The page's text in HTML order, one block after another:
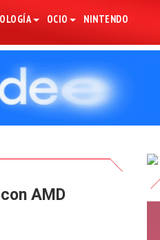
OCIO NINTENDO
AMD